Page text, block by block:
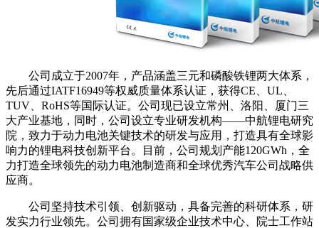
公司成立于2007年，产品涵盖三元和磷酸铁锂两大体系，
先后通过IATF16949等权威质量体系认证，获得CE、UL、
TUV、RoHS等国际认证。公司现已设立常州、洛阳、厦门三
大产业基地，同时，公司设立专业研发机构——中航锂电研究
院，致力于动力电池关键技术的研发与应用，打造具有全球影
响力的锂电科技创新平台。目前，公司规划产能120GWh，全
力打造全球领先的动力电池制造商和全球优秀汽车公司战略供
应商。
公司坚持技术引领、创新驱动，具备完善的科研体系，研
发实力行业领先。公司拥有国家级企业技术中心、院士工作站